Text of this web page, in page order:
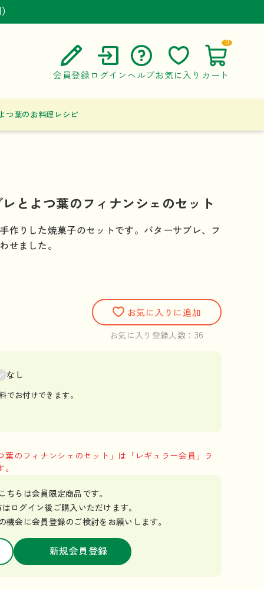
会員登録 ログイン ヘルプ
ご利用ガイド
お問い合わせ
お気に入り カート
0
つ葉のお料理レシピ
とよつ葉のフィナンシェのセット
作りした焼菓子のセットです。バターサブレ、フ
せました。
お気に入りに追加
お気に入り登録人数： 36
なし
でお付けできます。
葉のフィナンシェのセット」は「レギュラー会員」ラ
こちらは会員限定商品です。
ログイン後ご購入いただけます。
機会に会員登録のご検討をお願いします。
新規会員登録